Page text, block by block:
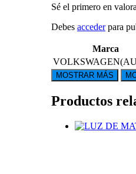
Sé el primero en
Debes accederpara
Marca
Productos